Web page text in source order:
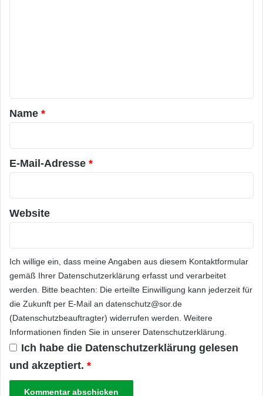
a
r
*
Name *
E-Mail-Adresse *
Website
Ich willige ein, dass meine Angaben aus diesem Kontaktformular
gemäß Ihrer Datenschutzerklärung erfasst und verarbeitet
werden. Bitte beachten: Die erteilte Einwilligung kann jederzeit für
die Zukunft per E-Mail an datenschutz@sor.de
(Datenschutzbeauftragter) widerrufen werden. Weitere
Informationen finden Sie in unserer Datenschutzerklärung
Ich habe die Datenschutzerklärung gelesen
und akzeptiert. *